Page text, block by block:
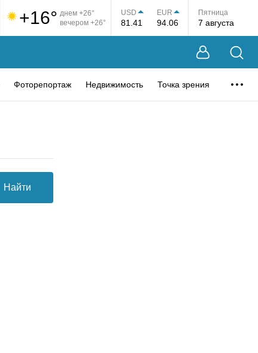
+16° днем +26°
вечером +26°
USD
81.41
EUR
94.06
Пятница
7 августа
Фоторепортаж Недвижимость Точка зрения
Найти